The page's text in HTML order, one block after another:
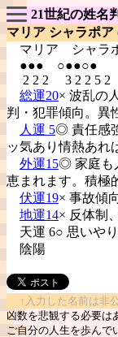
21世紀の姓名
マリア シャラポア
マリア
シャラ
●●● ○●●○●
2 2 2 3 2 2 5 2
総運20× 波乱の
判・犯罪傾向。異
人運 5◎ 責任感
ッ気あり情熱あれ
外運15◎ 家庭も
恵まれます。積極
伏運19× 事故傾
地運14× 反体制
天運 6○ 思いやり
陰陽
↑入力した名前は非
凶数を悲観する必要は
ご自分の人生を歩んで